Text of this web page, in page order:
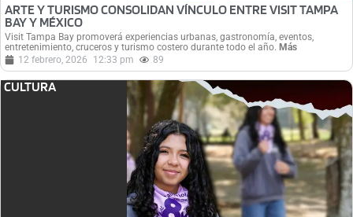
ARTE Y TURISMO CONSOLIDAN VÍNCULO ENTRE VISIT TAMPA
BAY Y MÉXICO
Visit Tampa Bay promoverá experiencias urbanas, gastronomía, eventos,
entretenimiento, cruceros y turismo costero durante todo el año. Más
12 febrero, 2026
12:33 pm 89
CULTURA